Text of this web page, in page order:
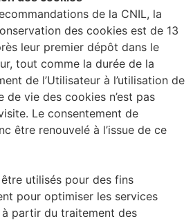
de la CNIL, la
des cookies est de 13
leur premier dépôt dans le
tout comme la durée de la
de l’Utilisateur à l’utilisation de
de vie des cookies n’est pas
Le consentement de
être renouvelé à l’issue de ce
utilisés pour des fins
pour optimiser les services
à partir du traitement des